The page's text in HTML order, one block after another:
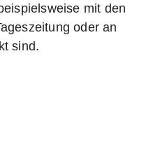
mit den
oder an
sind.